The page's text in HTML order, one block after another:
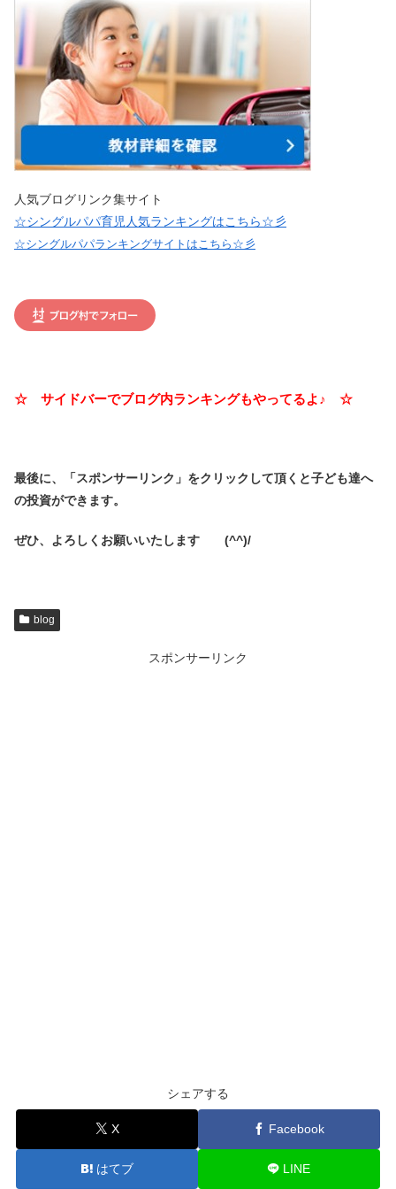
人気ブログリンク集サイト
☆シングルパパ育児人気ランキングはこちら☆彡
☆シングルパパランキングサイトはこちら☆彡
☆ サイドバーでブログ内ランキングもやってるよ♪ ☆
最後に、「スポンサーリンク」をクリックして頂くと子ども達へ
の投資ができます。
ぜひ、よろしくお願いいたします (^^)/
blog
スポンサーリンク
シェアする
X Facebook
はてブ LINE